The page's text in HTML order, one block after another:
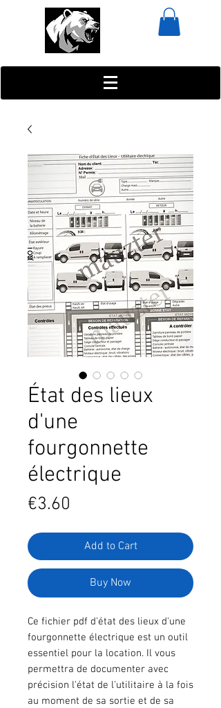
État des lieux
d'une
fourgonnette
électrique
€3.60
Add to Cart
Buy Now
Ce fichier pdf d'état des lieux d'une
fourgonnette électrique est un outil
essentiel pour la location. Il vous
permettra de documenter avec
précision l'état de l'utilitaire à la fois
au moment de sa sortie et de sa